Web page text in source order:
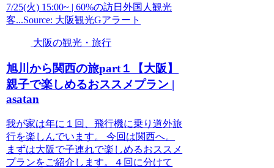
7/25(火) 15:00~ | 60%の訪日外国人観光
客...Source: 大阪観光Gアラート
大阪の観光・旅行
旭川から関西の旅part１【大阪】
親子で楽しめるおススメプラン |
asatan
我が家は年に１回、飛行機に乗り道外旅
行を楽しんでいます。 今回は関西へ。
まずは大阪で子連れで楽しめるおススメ
プランをご紹介します。４回に分けて